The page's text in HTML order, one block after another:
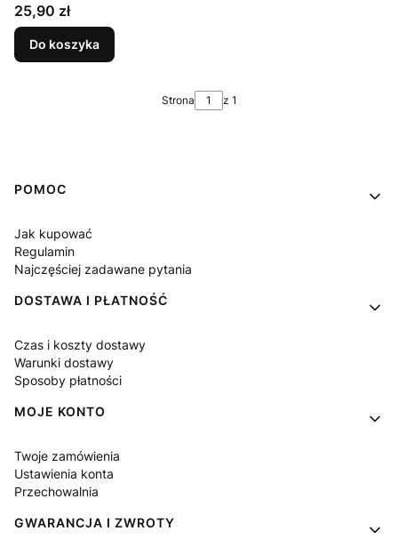
Cena
25,90 zł
Do koszyka
Strona z 1
Linki w stopce
POMOC
Jak kupować
Regulamin
Najczęściej zadawane pytania
DOSTAWA I PŁATNOŚĆ
Czas i koszty dostawy
Warunki dostawy
Sposoby płatności
MOJE KONTO
Twoje zamówienia
Ustawienia konta
Przechowalnia
GWARANCJA I ZWROTY